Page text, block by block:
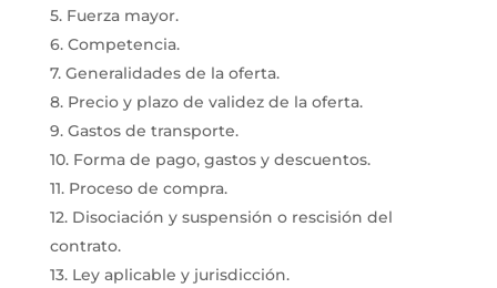
5. Fuerza mayor.
6. Competencia.
7. Generalidades de la oferta.
8. Precio y plazo de validez de la oferta.
9. Gastos de transporte.
10. Forma de pago, gastos y descuentos.
11. Proceso de compra.
12. Disociación y suspensión o rescisión del
contrato.
13. Ley aplicable y jurisdicción.